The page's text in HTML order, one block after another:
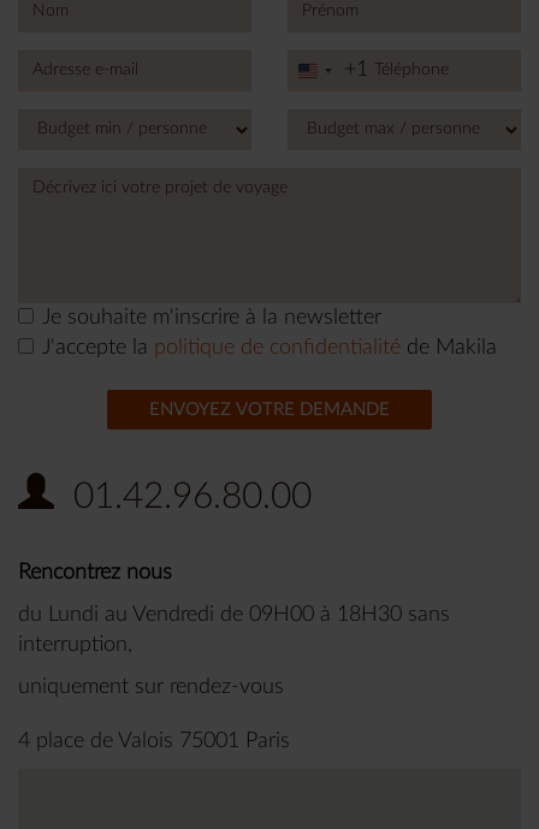
United
+1
+1
Je souhaite m'inscrire à la newsletter
J'accepte la politique de confidentialité de Makila
ENVOYEZ VOTRE DEMANDE
01.42.96.80.00
Rencontrez nous
du Lundi au Vendredi de 09H00 à 18H30 sans
interruption,
uniquement sur rendez-vous
4 place de Valois 75001 Paris